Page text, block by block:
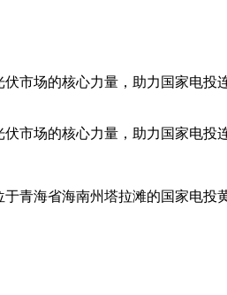
市场的核心力量，助力国家电投
市场的核心力量，助力国家电投
海省海南州塔拉滩的国家电投